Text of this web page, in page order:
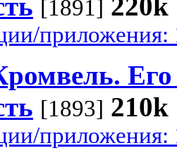
[1891] 220k
приложения:
[1893] 210k
приложения: